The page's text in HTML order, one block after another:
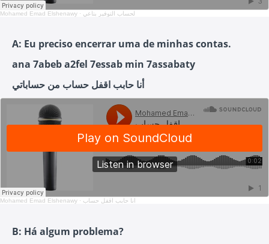
Mohamed Emad Elshenawy · لحساب التوفير بتاعي
A: Eu preciso encerrar uma de minhas contas.
ana 7abeb a2fel 7essab min 7assabaty
أنا حابب اقفل حساب من حساباتي
Mohamed Emad Elshenawy · انا حابب اقفل حساب
B: Há algum problema?